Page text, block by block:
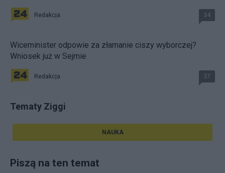
Redakcja 34
Wiceminister odpowie za złamanie ciszy wyborczej?
Wniosek już w Sejmie
Redakcja 37
Tematy Ziggi
NAUKA
Piszą na ten temat